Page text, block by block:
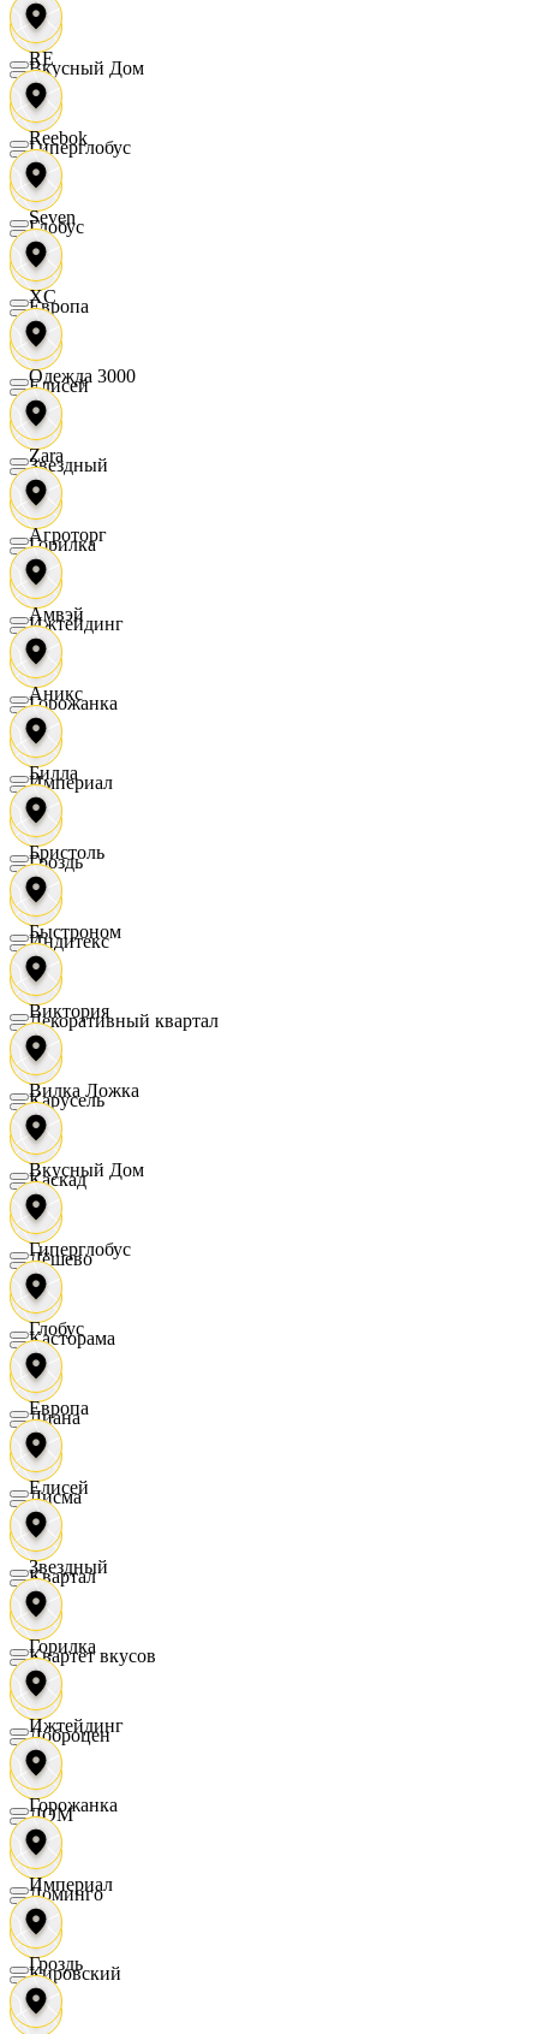
Вкусный Дом
Гиперглобус
Глобус
Европа
Елисей
Звездный
Горилка
Ижтейдинг
Горожанка
Империал
Гроздь
Индитекс
Декоративный квартал
Карусель
Каскад
Дёшево
Касторама
Диана
Дисма
Квартал
Квартет вкусов
Доброцен
ДОМ
Доминго
Кировский
RE
Reebok
Seven
XC
Одежда 3000
Zara
Агроторг
Амвэй
Аникс
Билла
Бристоль
Быстроном
Виктория
Вилка Ложка
Вкусный Дом
Гиперглобус
Глобус
Европа
Елисей
Звездный
Горилка
Ижтейдинг
Горожанка
Империал
Гроздь